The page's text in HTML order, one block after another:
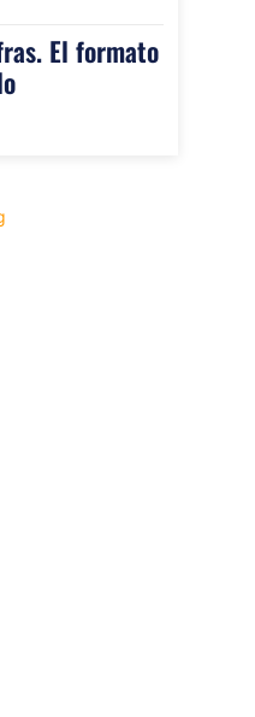
El formato